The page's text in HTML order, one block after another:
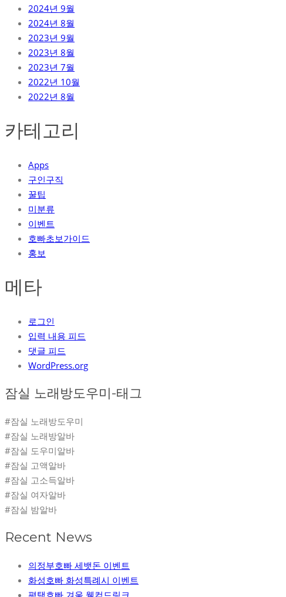
2024년 9월
2024년 8월
2023년 9월
2023년 8월
2023년 7월
2022년 10월
2022년 8월
카테고리
Apps
구인구직
꿀팁
미분류
이벤트
호빠초보가이드
홍보
메타
로그인
입력 내용 피드
댓글 피드
WordPress.org
잠실 노래방도우미-태그
#잠실 노래방도우미
#잠실 노래방알바
#잠실 도우미알바
#잠실 고액알바
#잠실 고소득알바
#잠실 여자알바
#잠실 밤알바
Recent News
의정부호빠 세뱃돈 이벤트
화성호빠 화성특례시 이벤트
평택호빠 겨울 웰컴드링크